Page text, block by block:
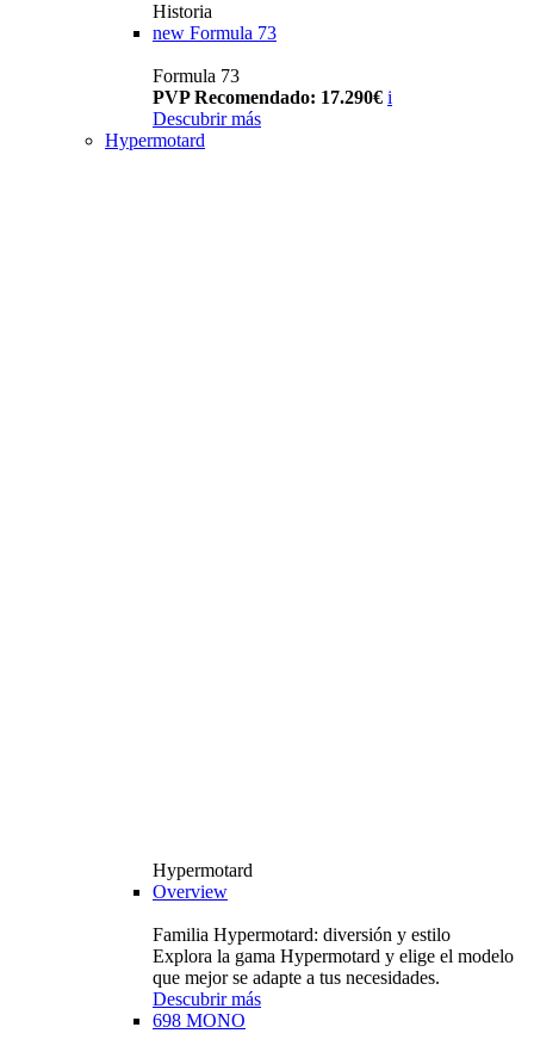
Historia
new Formula 73
Formula 73
PVP Recomendado: 17.290€ i
Descubrir más
Hypermotard
Hypermotard
Overview
Familia Hypermotard: diversión y estilo
Explora la gama Hypermotard y elige el modelo
que mejor se adapte a tus necesidades.
Descubrir más
698 MONO